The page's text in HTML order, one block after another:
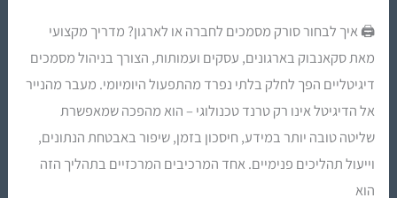
🖨️ איך לבחור סורק מסמכים לחברה או לארגון? מדריך מקצועי
מאת סקאנבוק בארגונים, עסקים ועמותות, הצורך בניהול מסמכים
דיגיטליים הפך לחלק בלתי נפרד מהתפעול היומיומי. מעבר מהנייר
אל הדיגיטל אינו רק טרנד טכנולוגי – הוא מהפכה שמאפשרת
שליטה טובה יותר במידע, חיסכון בזמן, שיפור באבטחת הנתונים,
וייעול תהליכים פנימיים. אחד המרכיבים המרכזיים בתהליך הזה
הוא